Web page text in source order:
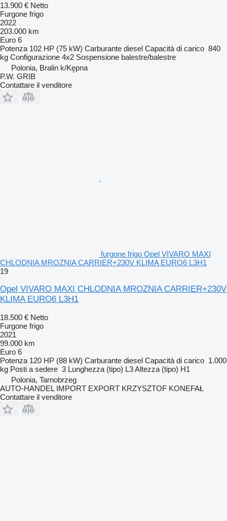
13.900 € Netto
Furgone frigo
2022
203.000 km
Euro 6
Potenza 102 HP (75 kW) Carburante diesel Capacità di carico 840
kg Configurazione 4x2 Sospensione balestre/balestre
Polonia, Bralin k/Kępna
P.W. GRIB
Contattare il venditore
furgone frigo Opel VIVARO MAXI
CHLODNIA MROZNIA CARRIER+230V KLIMA EURO6 L3H1
19
Opel VIVARO MAXI CHLODNIA MROZNIA CARRIER+230V
KLIMA EURO6 L3H1
18.500 € Netto
Furgone frigo
2021
99.000 km
Euro 6
Potenza 120 HP (88 kW) Carburante diesel Capacità di carico 1.000
kg Posti a sedere 3 Lunghezza (tipo) L3Altezza (tipo) H1
Polonia, Tarnobrzeg
AUTO-HANDEL IMPORT EXPORT KRZYSZTOF KONEFAŁ
Contattare il venditore